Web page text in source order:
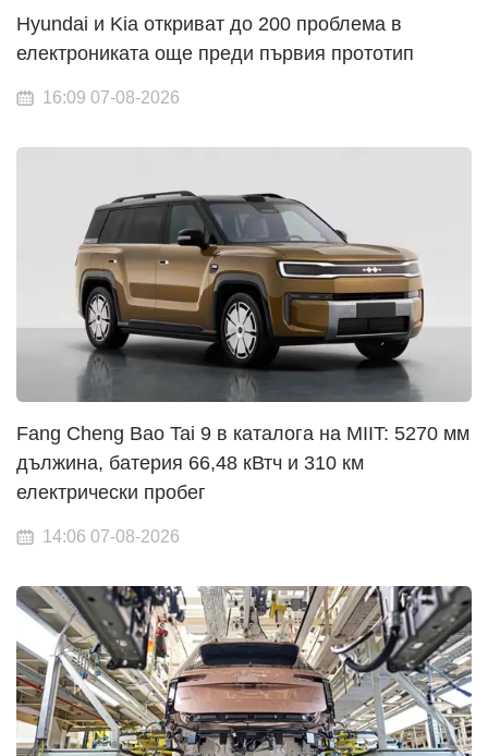
Hyundai и Kia откриват до 200 проблема в
електрониката още преди първия прототип
16:09 07-08-2026
Fang Cheng Bao Tai 9 в каталога на MIIT: 5270 мм
дължина, батерия 66,48 кВтч и 310 км
електрически пробег
14:06 07-08-2026